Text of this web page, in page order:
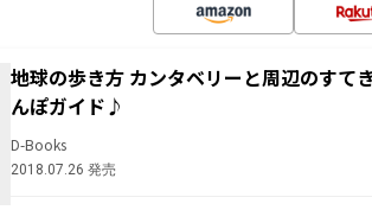
地球の歩き方 カンタベリーと周辺のすて
んぽガイド♪
D-Books
2018.07.26 発売